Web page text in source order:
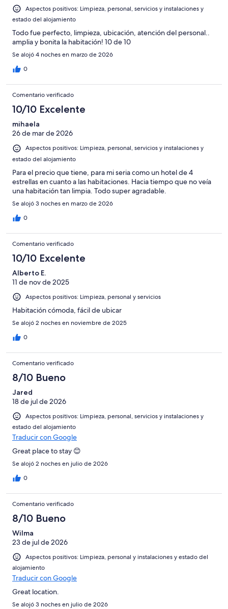
Aspectos positivos: Limpieza, personal, servicios y instalaciones y
estado del alojamiento
Todo fue perfecto, limpieza, ubicación, atención del personal..
amplia y bonita la habitación! 10 de 10
Se alojó 4 noches en marzo de 2026
0
Comentario verificado
10/10 Excelente
mihaela
26 de mar de 2026
Aspectos positivos: Limpieza, personal, servicios y instalaciones y
estado del alojamiento
Para el precio que tiene, para mi seria como un hotel de 4
estrellas en cuanto a las habitaciones. Hacia tiempo que no veía
una habitación tan limpia. Todo super agradable.
Se alojó 3 noches en marzo de 2026
0
Comentario verificado
10/10 Excelente
Alberto E.
11 de nov de 2025
Aspectos positivos: Limpieza, personal y servicios
Habitación cómoda, fácil de ubicar
Se alojó 2 noches en noviembre de 2025
0
Comentario verificado
8/10 Bueno
Jared
18 de jul de 2026
Aspectos positivos: Limpieza, personal, servicios y instalaciones y
estado del alojamiento
Traducir con Google
Great place to stay 😊
Se alojó 2 noches en julio de 2026
0
Comentario verificado
8/10 Bueno
Wilma
23 de jul de 2026
Aspectos positivos: Limpieza, personal y instalaciones y estado del
alojamiento
Traducir con Google
Great location.
Se alojó 3 noches en julio de 2026